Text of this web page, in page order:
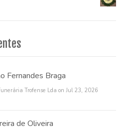
Fernandes Braga
Trofense Lda on Jul 23, 2026
de Oliveira